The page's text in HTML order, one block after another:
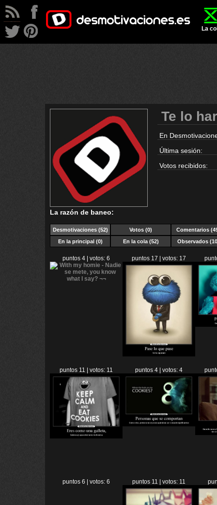
La
Te lo
En
Última sesión:
Votos recibidos:
La razón de baneo:
Desmotivaciones(52) Votos (0)
Comentarios
En la principal (0)
En la cola (52) Observados
puntos 4 | votos: 6 puntos 17 | votos: 17
puntos 11 | votos: 11 puntos 4 | votos: 4
puntos 6 | votos: 6 puntos 11 | votos: 11